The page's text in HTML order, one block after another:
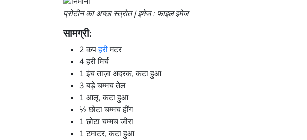
प्रोटीन का अच्छा स्त्रोत | इमेज : फाइल इमेज
सामग्री:
2 कपहरीमटर
4 हरी मिर्च
1 इंच ताज़ा अदरक, कटा हुआ
3 बड़े चम्मच तेल
1 आलू, कटा हुआ
½ छोटा चम्मच हींग
1 छोटा चम्मच जीरा
1 टमाटर, कटा हुआ